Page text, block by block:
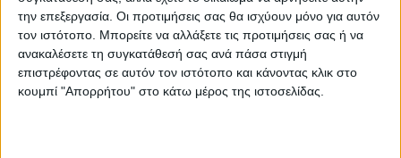
την επεξεργασία. Οι προτιμήσεις σας θα ισχύουν μόνο για αυτόν
τον ιστότοπο. Μπορείτε να αλλάξετε τις προτιμήσεις σας ή να
ανακαλέσετε τη συγκατάθεσή σας ανά πάσα στιγμή
επιστρέφοντας σε αυτόν τον ιστότοπο και κάνοντας κλικ στο
κουμπί "Απορρήτου" στο κάτω μέρος της ιστοσελίδας.
Πιερικός-Αγριά
Τελευταίες Ειδήσεις Σήμερα